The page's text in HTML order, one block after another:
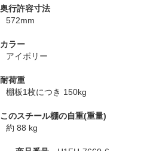
奥行許容寸法
572mm
カラー
アイボリー
耐荷重
棚板1枚につき 150kg
このスチール棚の自重(重量)
約 88 kg